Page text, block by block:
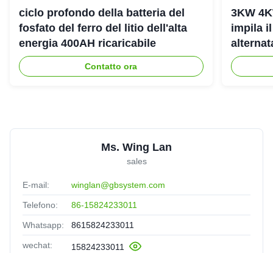
ciclo profondo della batteria del
fosfato del ferro del litio dell'alta
energia 400AH ricaricabile
Contatto ora
3KW
impila
Ms. Wing Lan
sales
E-mail: winglan@gbsystem.com
Telefono: 86-15824233011
Whatsapp: 8615824233011
wechat: 15824233011